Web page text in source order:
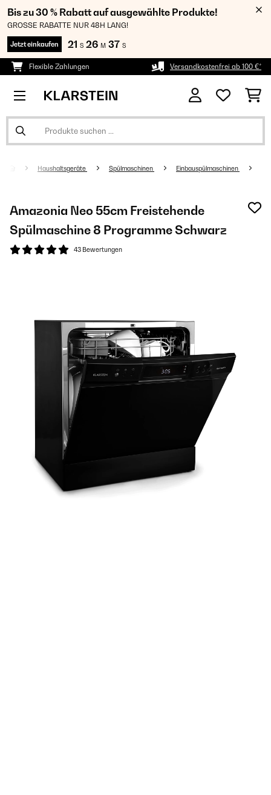
Bis zu 30 % Rabatt auf ausgewählte Produkte!
GROSSE RABATTE NUR 48H LANG!
Jetzt einkaufen 21 S 26 M 36 S
Flexible Zahlungen Versandkostenfrei ab 100 €*
Haushaltsgeräte Spülmaschinen Einbauspülmaschinen
Amazonia Neo 55cm Freistehende
Spülmaschine 8 Programme Schwarz
43 Bewertungen